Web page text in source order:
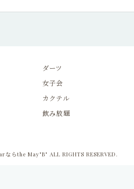
ダーツ
女子会
カクテル
飲み放題
ならthe May"B" ALL RIGHTS RESERVED.